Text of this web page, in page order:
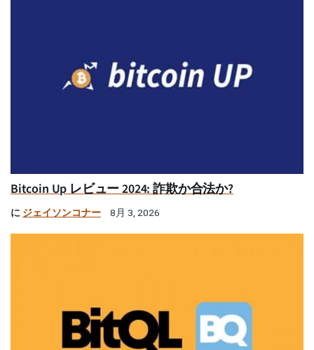
Bitcoin Up レビュー 2024: 詐欺か合法か?
に ジェイソンコナー 8月 3, 2026